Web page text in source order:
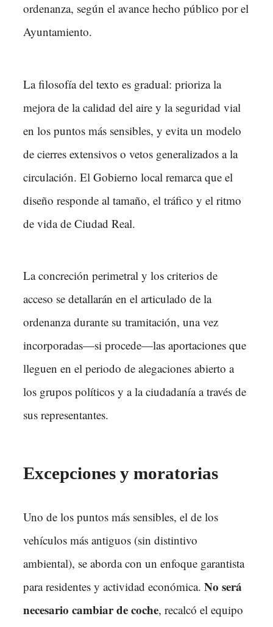
ordenanza, según el avance hecho público por el
Ayuntamiento.
La filosofía del texto es gradual: prioriza la
mejora de la calidad del aire y la seguridad vial
en los puntos más sensibles, y evita un modelo
de cierres extensivos o vetos generalizados a la
circulación. El Gobierno local remarca que el
diseño responde al tamaño, el tráfico y el ritmo
de vida de Ciudad Real.
La concreción perimetral y los criterios de
acceso se detallarán en el articulado de la
ordenanza durante su tramitación, una vez
incorporadas—si procede—las aportaciones que
lleguen en el periodo de alegaciones abierto a
los grupos políticos y a la ciudadanía a través de
sus representantes.
Excepciones y moratorias
Uno de los puntos más sensibles, el de los
vehículos más antiguos (sin distintivo
ambiental), se aborda con un enfoque garantista
para residentes y actividad económica. No será
necesario cambiar de coche, recalcó el equipo